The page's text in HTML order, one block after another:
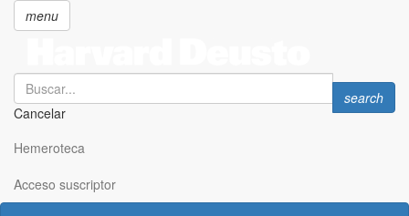
principal
menu
Search
Cancelar
Search
search
Hemeroteca
Acceso suscriptor
Acceso suscriptor